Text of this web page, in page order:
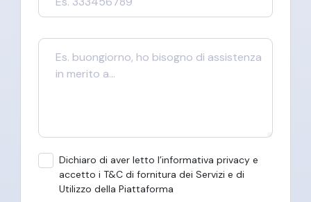
Dichiaro di aver letto l’informativa privacy e
accetto i T&C di fornitura dei Servizi e di
Utilizzo della Piattaforma